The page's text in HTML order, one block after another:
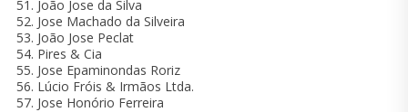
João Jose da Silva
Jose Machado da Silveira
João Jose Peclat
Pires & Cia
Jose Epaminondas Roriz
Lúcio Fróis & Irmãos Ltda.
Jose Honório Ferreira